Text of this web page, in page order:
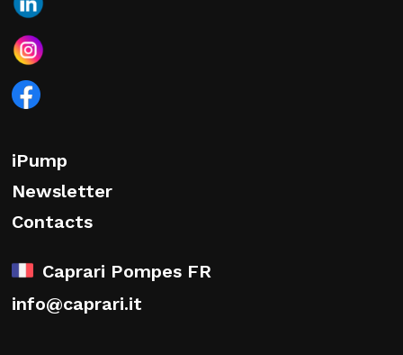
iPump
Newsletter
Contacts
Caprari Pompes FR
info@caprari.it